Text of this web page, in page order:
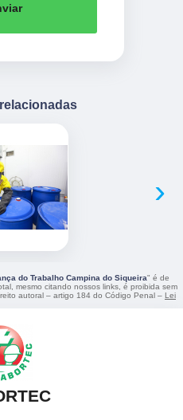
›
do Trabalho Campina do Siqueira" é de
mesmo citando nossos links, é proibida sem
autoral – artigo 184 do Código Penal – Lei